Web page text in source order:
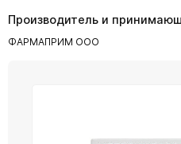
Производитель и
ФАРМАПРИМ ООО